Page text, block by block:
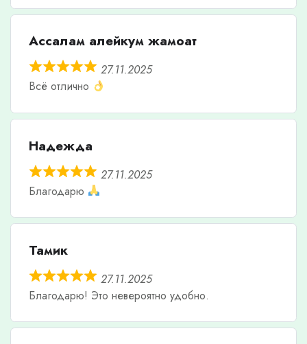
Ассалам алейкум жамоат
27.11.2025
Всё отлично
Надежда
27.11.2025
Благодарю
Тамик
27.11.2025
Благодарю! Это невероятно удобно.